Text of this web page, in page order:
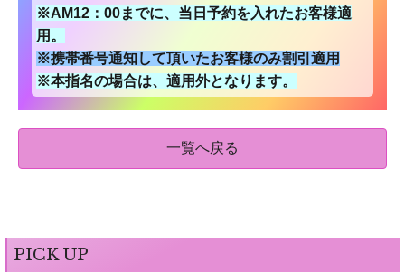
※AM12：00までに、当日予約を入れたお客様適
用。
※携帯番号通知して頂いたお客様のみ割引適用
※本指名の場合は、適用外となります。
一覧へ戻る
PICK UP